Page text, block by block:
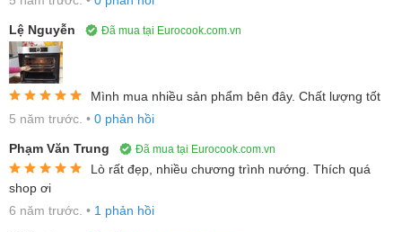
thực phẩm cùng lúc, tại nhiều vị trí đặt khay khác nhau mà món
ăn vẫn có được hương vị như mong muốn từ trên xuống dưới.
Lò luôn sạch sẽ với EcoClean Direct
Lệ Nguyễn Đã mua tại Eurocook.com.vn
Mình mua nhiều sản phẩm bên đây. Chất lượng tốt
5 năm trước. • 0 phản hồi
Phạm Văn Trung Đã mua tại Eurocook.com.vn
Lò rất đẹp, nhiều chương trình nướng. Thích quá
shop ơi
6 năm trước. • 1 phản hồi